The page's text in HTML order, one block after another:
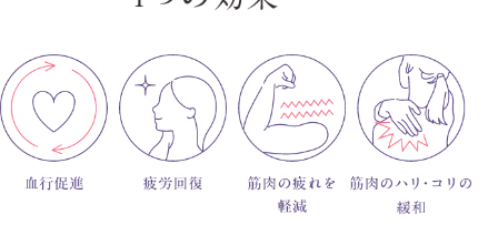
より詳しいご説明はこちら
※別ウインドウが開きます
より詳しいご説明はこちら
※別ウインドウが開きます
確認でき次第、ご注文を確定します。
より詳しいご説明はこちら
※別ウインドウが開きます
確認でき次第、ご注文を確定します。
より詳しいご説明はこちら
※別ウインドウが開きます
確認でき次第、ご注文を確定します。
より詳しいご説明はこちら
※別ウインドウが開きます